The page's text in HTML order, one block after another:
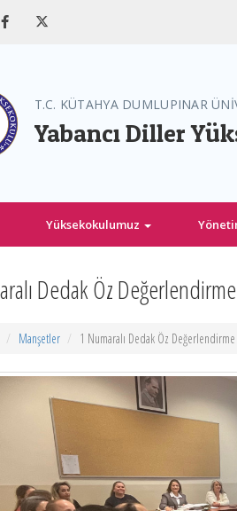
T.C. KÜTAHYA DUMLUPINAR
Yabancı Diller
Yüksekokulumuz
Dedak Öz Değerlendirme
Manşetler 1 Numaralı Dedak Öz Değerlendirme